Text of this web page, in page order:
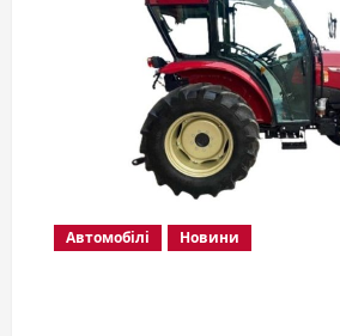
Автомобілі Новини